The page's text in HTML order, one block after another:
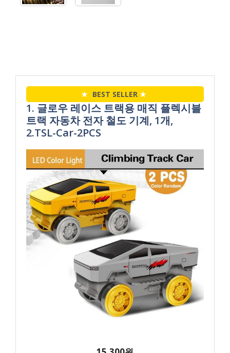
★ BEST SELLER ★
1. 글로우 레이스 트랙용 매직 플렉시블
트랙 자동차 전자 철도 기계, 1개,
2.TSL-Car-2PCS